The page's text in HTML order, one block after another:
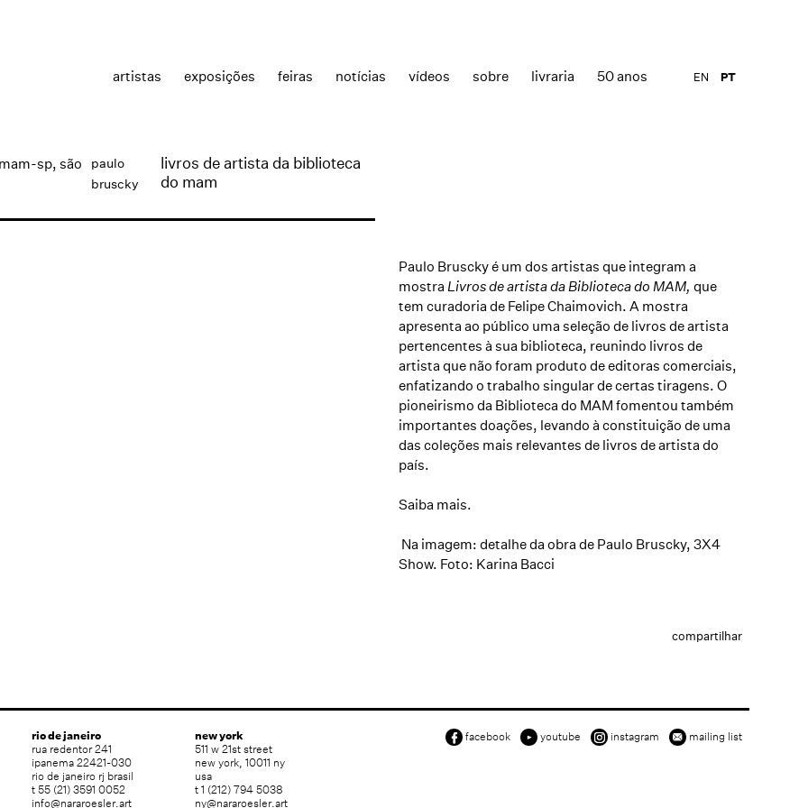
artistas exposições feiras notícias vídeos sobre livraria 50 anos PT
EN
livros de artista da biblioteca
do mam
paulo
bruscky
sp, são
Paulo Bruscky é um dos artistas que integram a
mostraLivros de artista da Biblioteca do MAM, que
tem curadoria de Felipe Chaimovich. A mostra
apresenta ao público uma seleção de livros de artista
pertencentes à sua biblioteca, reunindo livros de
artista que não foram produto de editoras comerciais,
enfatizando o trabalho singular de certas tiragens. O
pioneirismo da Biblioteca do MAM fomentou também
importantes doações, levando à constituição de uma
das coleções mais relevantes de livros de artista do
país.
Saiba mais.
Na imagem: detalhe da obra de Paulo Bruscky, 3X4
Show. Foto: Karina Bacci
compartilhar
facebook youtube instagram mailing list
new york
511 w 21st street
new york, 10011 ny
usa
t 1 (212) 794 5038
ny@nararoesler.art
rio de janeiro
rua redentor 241
ipanema 22421-030
rio de janeiro rj brasil
t 55 (21) 3591 0052
info@nararoesler.art